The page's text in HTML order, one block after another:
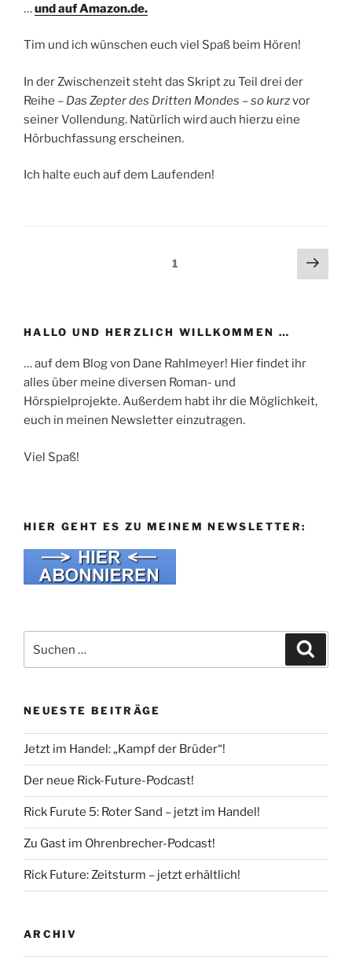
…und auf Amazon.de.
Tim und ich wünschen euch viel Spaß beim Hören!
In der Zwischenzeit steht das Skript zu Teil drei der
Reihe – Das Zepter des Dritten Mondes –so kurzvor
seiner Vollendung. Natürlich wird auch hierzu eine
Hörbuchfassung erscheinen.
Ich halte euch auf dem Laufenden!
Seite1
HALLO UND HERZLICH WILLKOMMEN …
… auf dem Blog von Dane Rahlmeyer! Hier findet ihr
alles über meine diversen Roman- und
Hörspielprojekte. Außerdem habt ihr die Möglichkeit,
euch in meinen Newsletter einzutragen.
Viel Spaß!
HIER GEHT ES ZU MEINEM NEWSLETTER:
nach:
NEUESTE BEITRÄGE
Jetzt im Handel: „Kampf der Brüder“!
Der neue Rick-Future-Podcast!
Rick Furute 5: Roter Sand – jetzt im Handel!
Zu Gast im Ohrenbrecher-Podcast!
Rick Future: Zeitsturm – jetzt erhältlich!
ARCHIV